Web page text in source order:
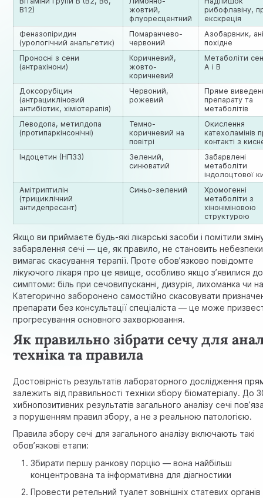
B12)
жовтий,
флуоресцентний
рибофлавіну,
екскреція
Феназопіридин
(урологічний анальгетик)
Помаранчево-
червоний
Азобарвник,
похідне
Проносні з сени
(антрахінони)
Коричневий,
жовто-
коричневий
Метаболіти
А і B
Доксорубіцин
(антрацикліновий
антибіотик, хіміотерапія)
Червоний,
рожевий
Пряме
препарату та
метаболітів
Леводопа, метилдопа
(протипаркінсонічні)
Темно-
коричневий на
повітрі
Окислення
катехоламінів
контакті з
Індоцетин (НПЗЗ)
Зелений,
синюватий
Забарвлені
метаболіти
індолоцтової
Амітриптилін
(трициклічний
антидепресант)
Синьо-зелений
Хромогенні
метаболіти з
хіноніміновою
структурою
Якщо ви приймаєте будь-які лікарські засоби і помітили
забарвлення сечі — це, як правило, не становить небезпеки
вимагає скасування терапії. Проте обов’язково повідомте
лікуючого лікаря про це явище, особливо якщо з’явилися
симптоми: біль при сечовипусканні, дизурія, лихоманка чи
Категорично заборонено самостійно скасовувати
препарати без консультації спеціаліста — це може
прогресування основного захворювання.
Як правильно зібрати сечу для
техніка та правила
Достовірність результатів лабораторного дослідження
залежить від правильності техніки збору біоматеріалу. До
хибнопозитивних результатів загального аналізу сечі
з порушенням правил збору, а не з реальною патологією.
Правила збору сечі для загального аналізу включають такі
обов’язкові етапи:
Збирати першу ранкову порцію — вона найбільш
концентрована та інформативна для діагностики
Провести ретельний туалет зовнішніх статевих